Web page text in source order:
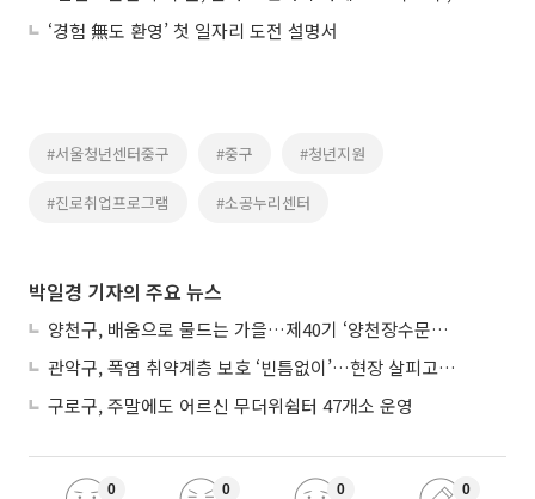
‘경험 無도 환영’ 첫 일자리 도전 설명서
#서울청년센터중구 #중구 #청년지원
#진로취업프로그램 #소공누리센터
박일경 기자의 주요 뉴스
양천구, 배움으로 물드는 가을…제40기 ‘양천장수문화대학’ 수강생 모집
관악구, 폭염 취약계층 보호 ‘빈틈없이’…현장 살피고 지원 넓힌다
구로구, 주말에도 어르신 무더위쉼터 47개소 운영
0 0 0 0